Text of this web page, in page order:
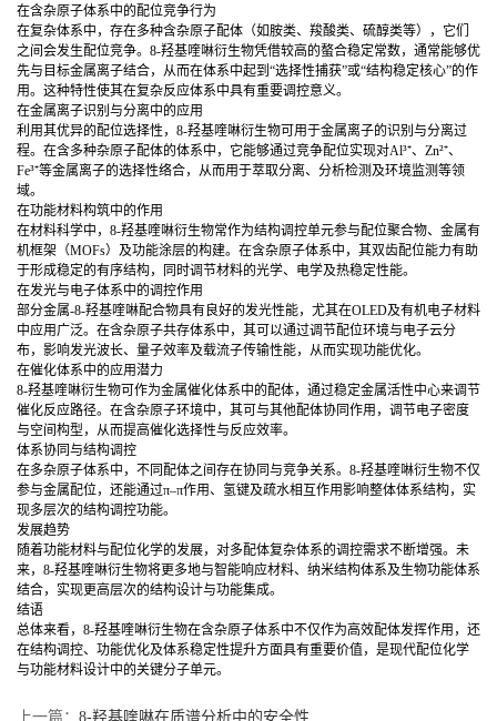
在含杂原子体系中的配位竞争行为
在复杂体系中，存在多种含杂原子配体（如胺类、羧酸类、硫醇类等），它们
之间会发生配位竞争。8-羟基喹啉衍生物凭借较高的螯合稳定常数，通常能够优
先与目标金属离子结合，从而在体系中起到“选择性捕获”或“结构稳定核心”的作
用。这种特性使其在复杂反应体系中具有重要调控意义。
在金属离子识别与分离中的应用
利用其优异的配位选择性，8-羟基喹啉衍生物可用于金属离子的识别与分离过
程。在含多种杂原子配体的体系中，它能够通过竞争配位实现对Al³⁺、Zn²⁺、
Fe³⁺等金属离子的选择性络合，从而用于萃取分离、分析检测及环境监测等领
域。
在功能材料构筑中的作用
在材料科学中，8-羟基喹啉衍生物常作为结构调控单元参与配位聚合物、金属有
机框架（MOFs）及功能涂层的构建。在含杂原子体系中，其双齿配位能力有助
于形成稳定的有序结构，同时调节材料的光学、电学及热稳定性能。
在发光与电子体系中的调控作用
部分金属-8-羟基喹啉配合物具有良好的发光性能，尤其在OLED及有机电子材料
中应用广泛。在含杂原子共存体系中，其可以通过调节配位环境与电子云分
布，影响发光波长、量子效率及载流子传输性能，从而实现功能优化。
在催化体系中的应用潜力
8-羟基喹啉衍生物可作为金属催化体系中的配体，通过稳定金属活性中心来调节
催化反应路径。在含杂原子环境中，其可与其他配体协同作用，调节电子密度
与空间构型，从而提高催化选择性与反应效率。
体系协同与结构调控
在多杂原子体系中，不同配体之间存在协同与竞争关系。8-羟基喹啉衍生物不仅
参与金属配位，还能通过π–π作用、氢键及疏水相互作用影响整体体系结构，实
现多层次的结构调控功能。
发展趋势
随着功能材料与配位化学的发展，对多配体复杂体系的调控需求不断增强。未
来，8-羟基喹啉衍生物将更多地与智能响应材料、纳米结构体系及生物功能体系
结合，实现更高层次的结构设计与功能集成。
结语
总体来看，8-羟基喹啉衍生物在含杂原子体系中不仅作为高效配体发挥作用，还
在结构调控、功能优化及体系稳定性提升方面具有重要价值，是现代配位化学
与功能材料设计中的关键分子单元。
上一篇： 8-羟基喹啉在质谱分析中的安全性